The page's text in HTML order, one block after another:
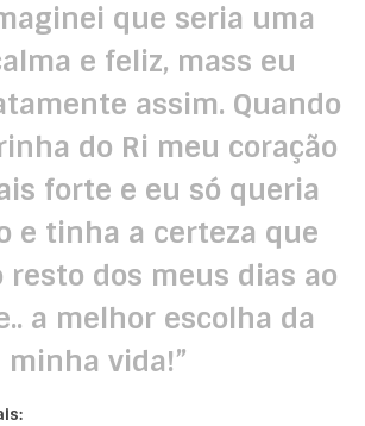
que seria uma
e feliz, mass eu
assim. Quando
do Ri meu coração
forte e eu só queria
e tinha a certeza que
resto dos meus dias ao
a melhor escolha da
minha vida!”